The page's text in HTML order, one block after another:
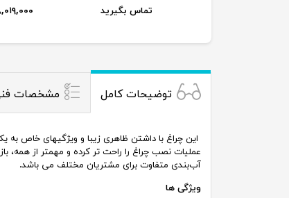
تماس بگیرید
۸,۰۱۹,۰۰۰
توضیحات کامل مشخصات
عملیات نصب چراغ را راحت تر کرده و مهمتر از همه،
آب‌بندی متفاوت برای مشتریان مختلف می باشد.
ویژگی ها